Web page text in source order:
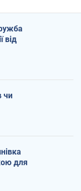
від
чи
для